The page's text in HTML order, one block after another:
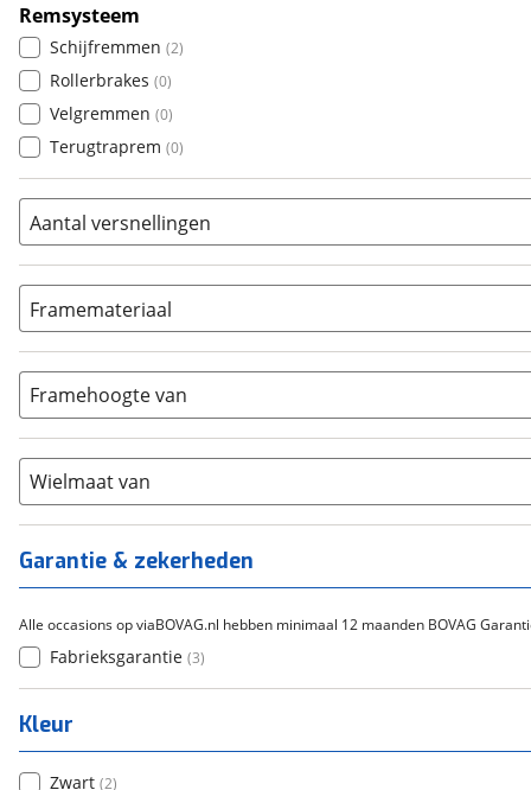
Giant (0)
Brose (0)
Panasonic ( 0)
Shimano (0)
E-motion (0)
ION (0)
Bafang
Gazelle (0)
Flyer (0)
Remsysteem
Schijfremmen (2)
Rollerbrakes (0)
Velgremmen (0)
Terugtraprem (0)
Aantal versnellingen
Geen (2)
3-4
5-8 (0)
9-14
15-20 (0)
21+
Framemateriaal
Aluminium (2)
Carbon
Chroom-molybdeen (0)
Scandium
Staal (0 )
Tica
Framehoogte van
Wielmaat van
Garantie & zekerheden
Alle occasions op viaBOVAG.nl hebben minimaal 12 maanden BOVAG
Fabrieksgarantie (3)
Kleur
Zwart (2)